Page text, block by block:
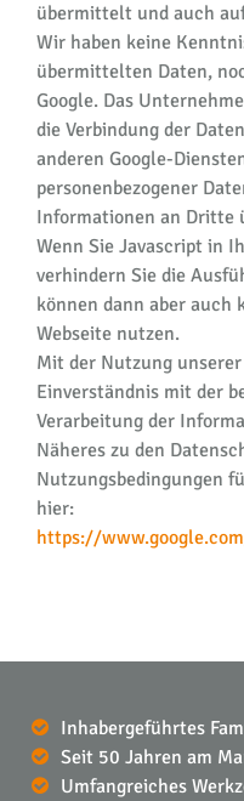
übermittelt und auch
Wir haben keine
übermittelten Daten,
Google. Das
die Verbindung der
anderen Google-
personenbezogener
Informationen an Dritte
Wenn Sie Javascript in
verhindern Sie die
können dann aber auch
Webseite nutzen.
Mit der Nutzung
Einverständnis mit der
Verarbeitung der
Näheres zu den
Nutzungsbedingungen
hier:
https://
Inhabergeführtes
Seit 50 Jahren am
Umfangreiches